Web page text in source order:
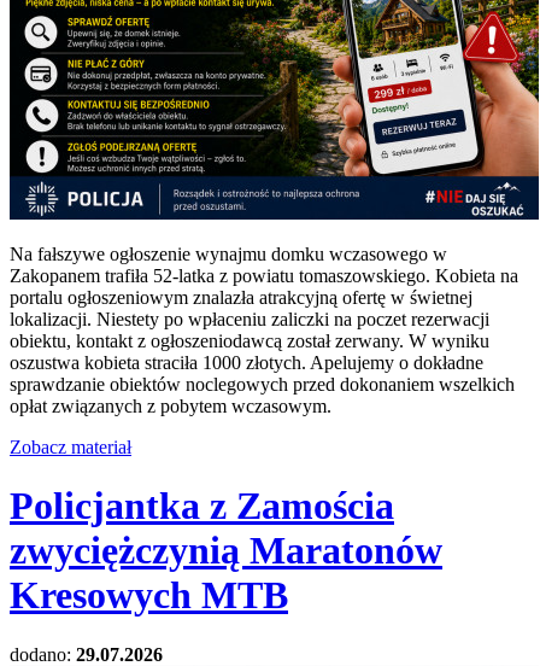
Na fałszywe ogłoszenie wynajmu domku wczasowego w
Zakopanem trafiła 52-latka z powiatu tomaszowskiego. Kobieta na
portalu ogłoszeniowym znalazła atrakcyjną ofertę w świetnej
lokalizacji. Niestety po wpłaceniu zaliczki na poczet rezerwacji
obiektu, kontakt z ogłoszeniodawcą został zerwany. W wyniku
oszustwa kobieta straciła 1000 złotych. Apelujemy o dokładne
sprawdzanie obiektów noclegowych przed dokonaniem wszelkich
opłat związanych z pobytem wczasowym.
Zobacz materiał
Policjantka z Zamościa
zwyciężczynią Maratonów
Kresowych MTB
dodano: 29.07.2026